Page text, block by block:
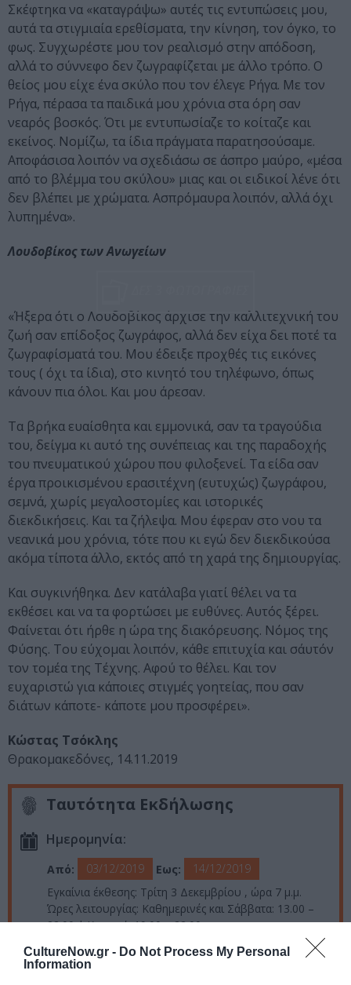
CultureNow.gr - Do Not Process My Personal
Information
Σκέφτηκα να «καταγράψω» αυτές τις εντυπώσεις μου,
αυτά τα στιγμιαία ερεθίσματα, την κίνηση, τον όγκο, το
φως. Συγχωρέστε μου τον ρεαλισμό στην απόδοση,
αλλά το σύννεφο δεν ζωγραφίζεται με άλλο τρόπο. Ο
θείος μου είχε ένα σκύλο που τον έλεγε Ρήγα. Με τον
Ρήγα, πέρασα τα παιδικά μου χρόνια στα όρη σαν
νεαρός βοσκός. Ότι με εντυπωσίαζε το κοίταζε και
εκείνος. Νομίζω, τα ίδια πράγματα παρατησούσαμε.
Αποφάσισα λοιπόν να σχεδιάσω σε άσπρο μαύρο, «μέσα
από το βλέμμα του σκύλου» μιας και οι ειδικοί λένε ότι
δεν βλέπει με χρώματα. Ασπρόμαυρα λοιπόν, αλλά όχι
λυπημένα».
Λουδοβίκος των Ανωγείων
«Ήξερα ότι ο Λουδοβίκος άρχισε την καλλιτεχνική του
ζωή σαν επίδοξος ζωγράφος, αλλά δεν είχα δει ποτέ τα
ζωγραφίσματά του. Μου έδειξε προχθές τις εικόνες
τους ( όχι τα ίδια), στο κινητό του τηλέφωνο, όπως
κάνουν πια όλοι. Και μου άρεσαν.
Τα βρήκα ευαίσθητα και εμμονικά, σαν τα τραγούδια
του, δείγμα κι αυτό της συνέπειας και της παραδοχής
του πνευματικού χώρου που φιλοξενεί. Τα είδα σαν
έργα προικισμένου ερασιτέχνη (ευτυχώς) ζωγράφου,
σεμνά, χωρίς μεγαλοστομίες και ιστορικές
διεκδικήσεις. Και τα ζήλεψα. Μου έφεραν στο νου τα
νεανικά μου χρόνια, τότε που κι εγώ δεν διεκδικούσα
ακόμα τίποτα άλλο, εκτός από τη χαρά της δημιουργίας.
Και συγκινήθηκα. Δεν κατάλαβα γιατί θέλει να τα
εκθέσει και να τα φορτώσει με ευθύνες. Αυτός ξέρει.
Φαίνεται ότι ήρθε η ώρα της διακόρευσης. Νόμος της
Φύσης. Του εύχομαι λοιπόν, κάθε επιτυχία και σ΄αυτόν
τον τομέα της Τέχνης. Αφού το θέλει. Και τον
ευχαριστώ για κάποιες στιγμές γοητείας, που σαν
διάτων κάποτε- κάποτε μου προσφέρει».
Κώστας Τσόκλης
Θρακομακεδόνες, 14.11.2019
Ταυτότητα Εκδήλωσης
Ημερομηνία:
Από: 03/12/2019 Εως:
14/12/2019
Εγκαίνια έκθεσης: Τρίτη 3 Δεκεμβρίου , ώρα 7 μ.μ.
Ώρες λειτουργίας: Καθημερινές και Σάββατα: 13.00 –
22.00 | Κυριακή: 19.00 – 22.00
Τοποθεσία: